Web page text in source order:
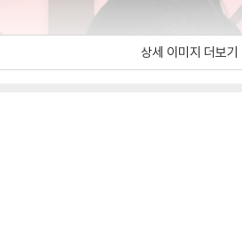
상세 이미지 더보기